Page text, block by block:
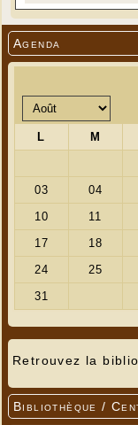
Agenda
Retrouvez la
Bibliothèque /